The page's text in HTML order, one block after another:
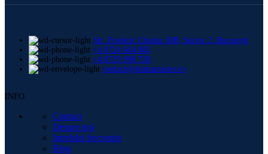
Str. Frederic Chopin 30B, Sector 2, București
+4 0724 664 885
+4 0729 998 728
contact@shishamaster.ro
INFO
Contact
Despre noi
Intrebări frecvente
Blog